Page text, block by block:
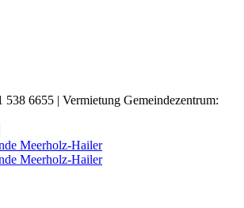
6655 | Vermietung Gemeindezentrum: